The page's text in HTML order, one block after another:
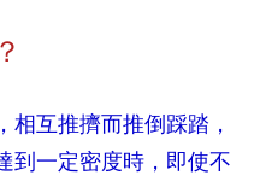
相互推擠而推倒踩踏，
到一定密度時，即使不